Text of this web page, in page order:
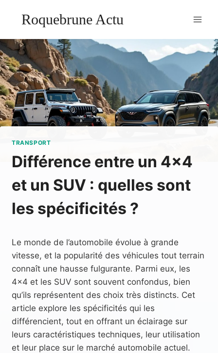
Roquebrune Actu
TRANSPORT
Différence entre un 4×4
et un SUV : quelles sont
les spécificités ?
Le monde de l’automobile évolue à grande
vitesse, et la popularité des véhicules tout terrain
connaît une hausse fulgurante. Parmi eux, les
4×4 et les SUV sont souvent confondus, bien
qu’ils représentent des choix très distincts. Cet
article explore les spécificités qui les
différencient, tout en offrant un éclairage sur
leurs caractéristiques techniques, leur utilisation
et leur place sur le marché automobile actuel.